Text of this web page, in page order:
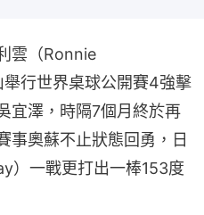
雲（Ronnie
行世界桌球公開賽4強擊
宜澤，時隔7個月終於再
事奧蘇不止狀態回勇，日
）一戰更打出一棒153度